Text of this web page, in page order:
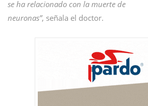
se ha relacionado con la muerte de
neuronas”, señala el doctor.